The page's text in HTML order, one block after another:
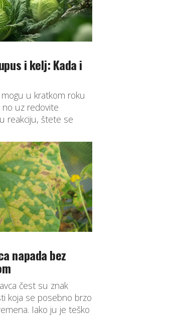
i kelj: Kada i
u kratkom roku
no uz redovite
reakciju, štete se
napada bez
čest su znak
koja se posebno brzo
Iako ju je teško